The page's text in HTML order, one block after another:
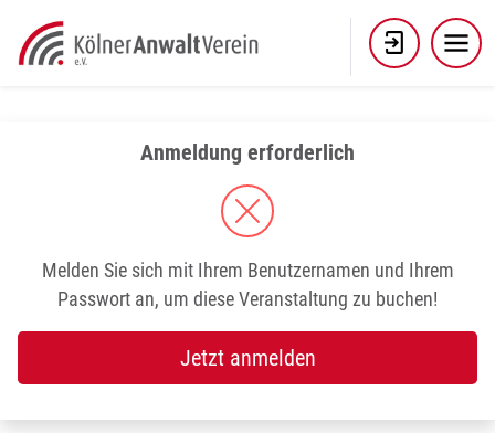
content
Anmeldung erforderlich
Melden Sie sich mit Ihrem Benutzernamen und Ihrem
Passwort an, um diese Veranstaltung zu buchen!
Jetzt anmelden